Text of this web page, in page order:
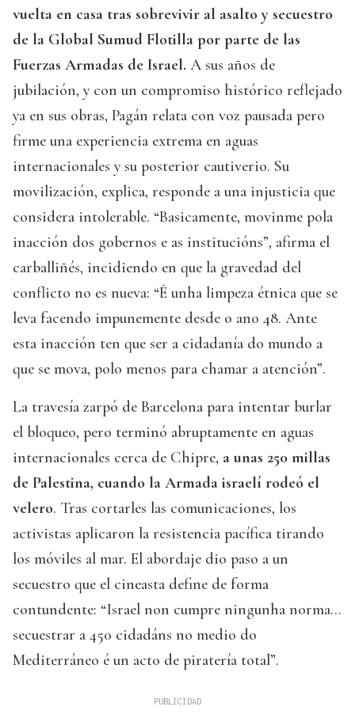
vuelta en casa tras sobrevivir al asalto y secuestro
de la Global Sumud Flotilla por parte de las
Fuerzas Armadas de Israel. A sus años de
jubilación, y con un compromiso histórico reflejado
ya en sus obras, Pagán relata con voz pausada pero
firme una experiencia extrema en aguas
internacionales y su posterior cautiverio. Su
movilización, explica, responde a una injusticia que
considera intolerable. “Basicamente, movinme pola
inacción dos gobernos e as institucións”, afirma el
carballiñés, incidiendo en que la gravedad del
conflicto no es nueva: “É unha limpeza étnica que se
leva facendo impunemente desde o ano 48. Ante
esta inacción ten que ser a cidadanía do mundo a
que se mova, polo menos para chamar a atención”.
La travesía zarpó de Barcelona para intentar burlar
el bloqueo, pero terminó abruptamente en aguas
internacionales cerca de Chipre, a unas 250 millas
de Palestina, cuando la Armada israelí rodeó el
velero. Tras cortarles las comunicaciones, los
activistas aplicaron la resistencia pacífica tirando
los móviles al mar. El abordaje dio paso a un
secuestro que el cineasta define de forma
contundente: “Israel non cumpre ningunha norma...
secuestrar a 450 cidadáns no medio do
Mediterráneo é un acto de piratería total”.